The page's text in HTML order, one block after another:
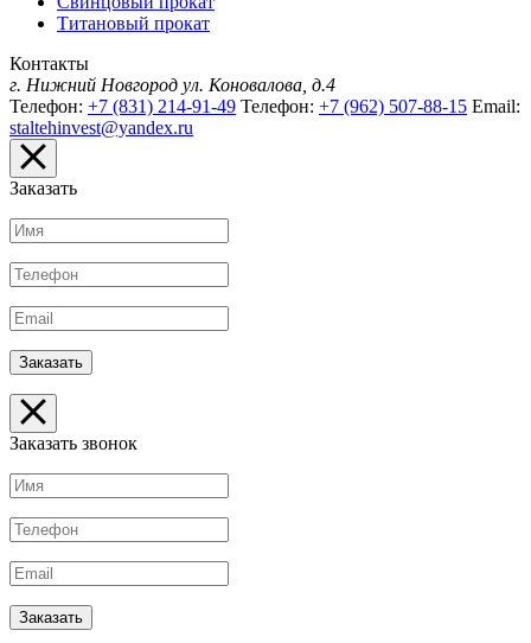
Титановый прокат
Контакты
г. Нижний Новгород ул. Коновалова, д.4
Телефон: +7 (831) 214-91-49 Телефон: +7 (962) 507-88-15 Email:
staltehinvest@yandex.ru
Заказать
Заказать звонок